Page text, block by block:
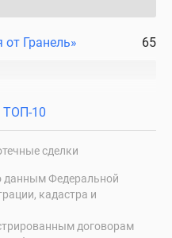
Гранель» 65
ТОП-10
сделки
данным Федеральной
кадастра и
договорам